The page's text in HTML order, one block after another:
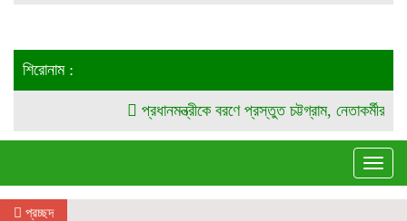
শিরোনাম :
প্রধানমন্ত্রীকে বরণে প্রস্তুত চট্টগ্রাম, নেতাকর্মীরা উজ্জীবিত
প্রচ্ছদ